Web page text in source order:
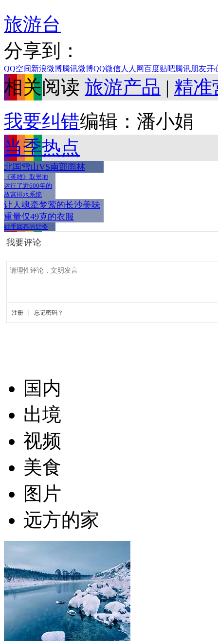
旅游台
分享到：
QQ空间新浪微博腾讯微博QQ微信人人网百度贴吧腾讯朋友开
相关阅读 旅游产品 | 精准
我要纠错编辑：潘小娟
当季热点
北国雪山VS南部雨林
《英雄》取景地
运行了近600年的
故宫排水系统
让人魂牵梦萦的长沙美味
重量仅49克的衣服
妙手回春的针灸
国内
出境
视频
美食
图片
远方的家